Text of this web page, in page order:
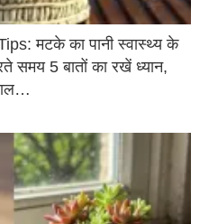
मटके का पानी स्वास्थ्य के
समय 5 बातों का रखें ध्यान,